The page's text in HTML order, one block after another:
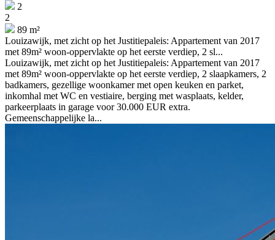
2
2
89 m²
Louizawijk, met zicht op het Justitiepaleis: Appartement van 2017
met 89m² woon-oppervlakte op het eerste verdiep, 2 sl...
Louizawijk, met zicht op het Justitiepaleis: Appartement van 2017
met 89m² woon-oppervlakte op het eerste verdiep, 2 slaapkamers, 2
badkamers, gezellige woonkamer met open keuken en parket,
inkomhal met WC en vestiaire, berging met wasplaats, kelder,
parkeerplaats in garage voor 30.000 EUR extra.
Gemeenschappelijke la...